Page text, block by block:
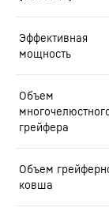
Эффективная
мощность
Объем
грейфера
Объем
ковша